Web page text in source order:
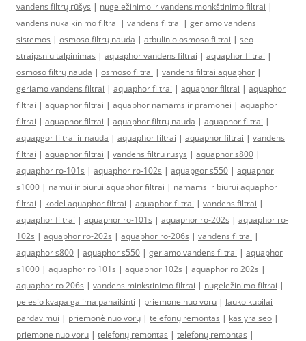
vandens filtrų rūšys | nugeležinimo ir vandens monkštinimo filtrai |
vandens nukalkinimo filtrai | vandens filtrai | geriamo vandens
sistemos | osmoso filtrų nauda | atbulinio osmoso filtrai | seo
straipsniu talpinimas | aquaphor vandens filtrai | aquaphor filtrai |
osmoso filtrų nauda | osmoso filtrai | vandens filtrai aquaphor |
geriamo vandens filtrai | aquaphor filtrai | aquaphor filtrai | aquaphor
filtrai | aquaphor filtrai | aquaphor namams ir pramonei | aquaphor
filtrai | aquaphor filtrai | aquaphor filtrų nauda | aquaphor filtrai |
aquapgor filtrai ir nauda | aquaphor filtrai | aquaphor filtrai | vandens
filtrai | aquaphor filtrai | vandens filtru rusys | aquaphor s800 |
aquaphor ro-101s | aquaphor ro-102s | aquapgor s550 | aquaphor
s1000 | namui ir biurui aquaphor filtrai | namams ir biurui aquaphor
filtrai | kodel aquaphor filtrai | aquaphor filtrai | vandens filtrai |
aquaphor filtrai | aquaphor ro-101s | aquaphor ro-202s | aquaphor ro-
102s | aquaphor ro-202s | aquaphor ro-206s | vandens filtrai |
aquaphor s800 | aquaphor s550 | geriamo vandens filtrai | aquaphor
s1000 | aquaphor ro 101s | aquaphor 102s | aquaphor ro 202s |
aquaphor ro 206s | vandens minkstinimo filtrai | nugeležinimo filtrai |
pelesio kvapa galima panaikinti | priemone nuo voru | lauko kubilai
pardavimui | priemonė nuo vorų | telefonų remontas | kas yra seo |
priemone nuo voru | telefonų remontas | telefonų remontas |